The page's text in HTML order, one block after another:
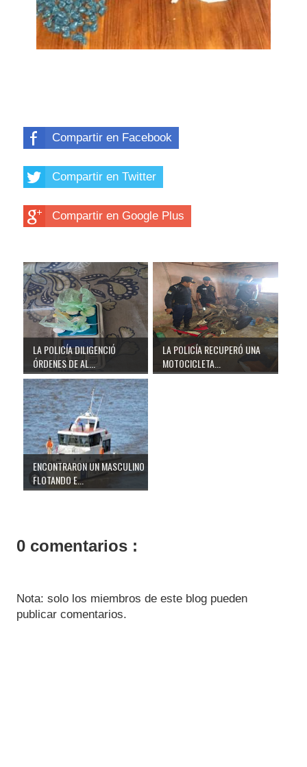
Compartir en Facebook
Compartir en Twitter
Compartir en Google Plus
LA POLICÍA DILIGENCIÓ
ÓRDENES DE AL...
LA POLICÍA RECUPERÓ UNA
MOTOCICLETA...
ENCONTRARON UN MASCULINO
FLOTANDO E...
0 comentarios :
Nota: solo los miembros de este blog pueden
publicar comentarios.